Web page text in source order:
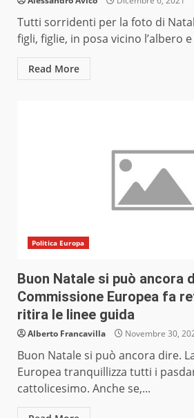
Tutti sorridenti per la foto di
figli, figlie, in posa vicino l’albero
Read More
Politica Europa
Buon Natale si può ancora
Commissione Europea fa
ritira le linee guida
Alberto Francavilla Novembre 30,
Buon Natale si può ancora dire.
Europea tranquillizza tutti i
cattolicesimo. Anche se,...